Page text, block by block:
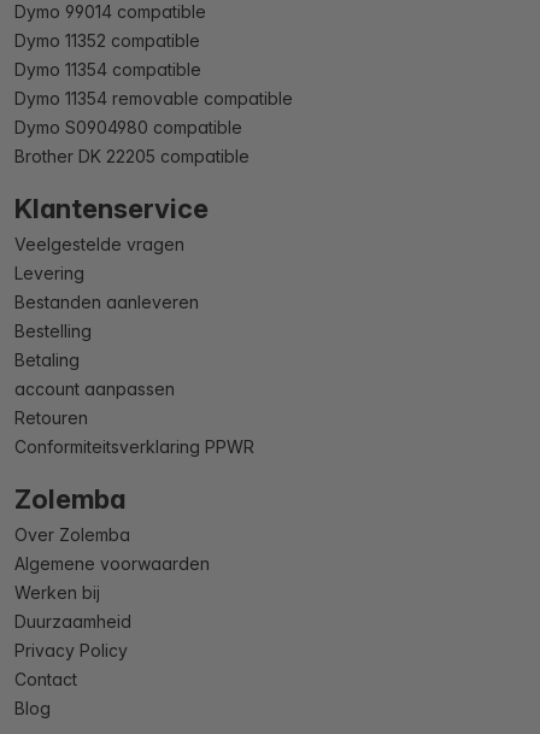
Dymo 99014 compatible
Dymo 11352 compatible
Dymo 11354 compatible
Dymo 11354 removable compatible
Dymo S0904980 compatible
Brother DK 22205 compatible
Klantenservice
Veelgestelde vragen
Levering
Bestanden aanleveren
Bestelling
Betaling
account aanpassen
Retouren
Conformiteitsverklaring PPWR
Zolemba
Over Zolemba
Algemene voorwaarden
Werken bij
Duurzaamheid
Privacy Policy
Contact
Blog